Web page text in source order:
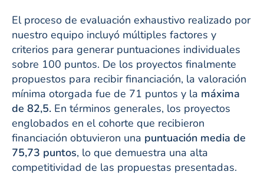
El proceso de evaluación exhaustivo realizado por
nuestro equipo incluyó múltiples factores y
criterios para generar puntuaciones individuales
sobre 100 puntos. De los proyectos finalmente
propuestos para recibir financiación, la valoración
mínima otorgada fue de 71 puntos y la máxima
de 82,5. En términos generales, los proyectos
englobados en el cohorte que recibieron
financiación obtuvieron una puntuación media de
75,73 puntos, lo que demuestra una alta
competitividad de las propuestas presentadas.